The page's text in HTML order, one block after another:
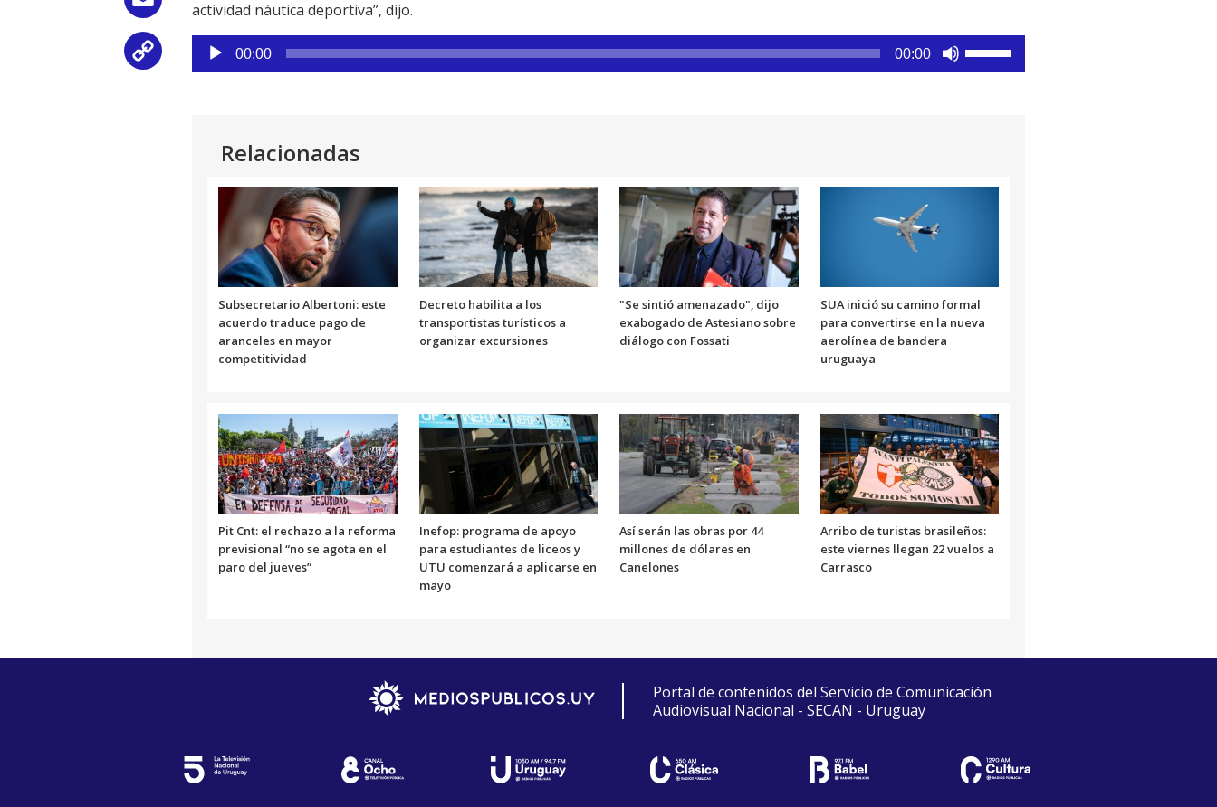
actividad náutica deportiva”, dijo.
Reproductor
de
00:00 00:00
volumen.
Relacionadas
Subsecretario Albertoni: este
acuerdo traduce pago de
aranceles en mayor
competitividad
Decreto habilita a los
transportistas turísticos a
organizar excursiones
"Se sintió amenazado", dijo
exabogado de Astesiano sobre
diálogo con Fossati
SUA inició su camino formal
para convertirse en la nueva
aerolínea de bandera
uruguaya
Pit Cnt: el rechazo a la reforma
previsional “no se agota en el
paro del jueves”
Inefop: programa de apoyo
para estudiantes de liceos y
UTU comenzará a aplicarse en
mayo
Así serán las obras por 44
millones de dólares en
Canelones
Arribo de turistas brasileños:
este viernes llegan 22 vuelos a
Carrasco
Portal de contenidos del Servicio de Comunicación
Audiovisual Nacional - SECAN - Uruguay